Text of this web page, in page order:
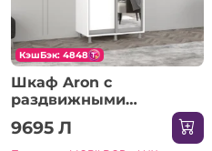
КэшБэк: 4848
Шкаф Aron с
раздвижными
зеркальными дверями
и ЛДСП (190x60x230H
9695 Л